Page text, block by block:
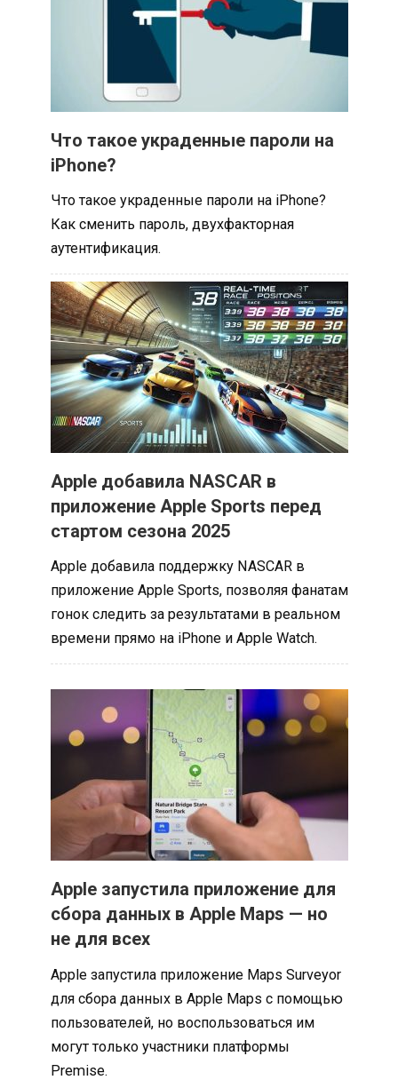
Что такое украденные пароли на
iPhone?
Что такое украденные пароли на iPhone?
Как сменить пароль, двухфакторная
аутентификация.
Apple добавила NASCAR в
приложение Apple Sports перед
стартом сезона 2025
Apple добавила поддержку NASCAR в
приложение Apple Sports, позволяя фанатам
гонок следить за результатами в реальном
времени прямо на iPhone и Apple Watch.
Apple запустила приложение для
сбора данных в Apple Maps — но
не для всех
Apple запустила приложение Maps Surveyor
для сбора данных в Apple Maps с помощью
пользователей, но воспользоваться им
могут только участники платформы
Premise.